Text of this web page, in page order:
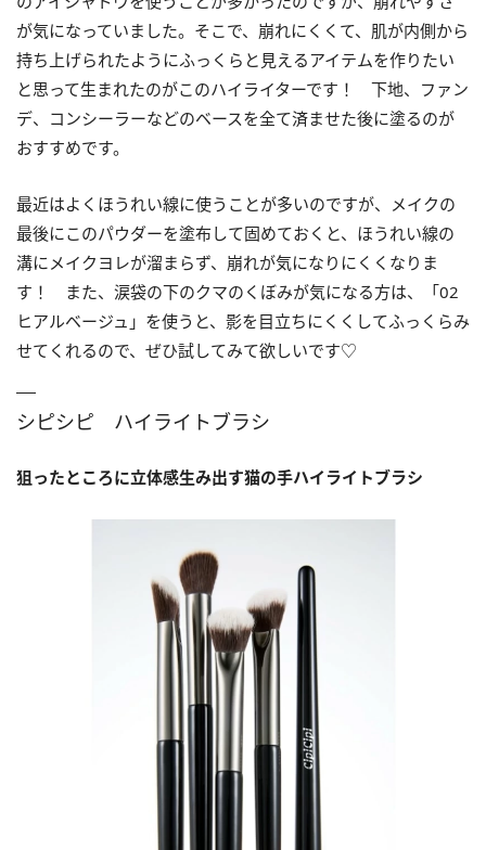
が気になっていました。そこで、崩れにくくて、肌が内側から
持ち上げられたようにふっくらと見えるアイテムを作りたい
と思って生まれたのがこのハイライターです！ 下地、ファン
デ、コンシーラーなどのベースを全て済ませた後に塗るのが
おすすめです。
最近はよくほうれい線に使うことが多いのですが、メイクの
最後にこのパウダーを塗布して固めておくと、ほうれい線の
溝にメイクヨレが溜まらず、崩れが気になりにくくなりま
す！ また、涙袋の下のクマのくぼみが気になる方は、「02
ヒアルベージュ」を使うと、影を目立ちにくくしてふっくらみ
せてくれるので、ぜひ試してみて欲しいです♡
シピシピ ハイライトブラシ
狙ったところに立体感生み出す猫の手ハイライトブラシ